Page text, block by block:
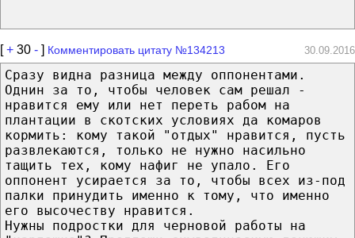
[+ 30 - ] Комментировать цитату №134213 30.09.2016
Сразу видна разница между оппонентами.
Однин за то, чтобы человек сам решал -
нравится ему или нет переть рабом на
плантации в скотских условиях да комаров
кормить: кому такой "отдых" нравится, пусть
развлекаются, только не нужно насильно
тащить тех, кому нафиг не упало. Его
оппонент усирается за то, чтобы всех из-под
палки принудить именно к тому, что именно
его высочеству нравится.
Нужны подростки для черновой работы на